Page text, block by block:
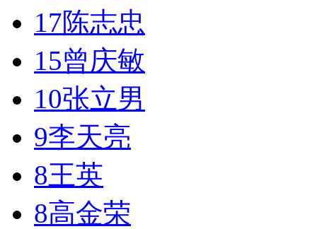
17陈志忠
15曾庆敏
10张立男
9李天亮
8王英
8高金荣